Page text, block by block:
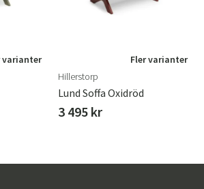
varianter
Fler varianter
Hillerstorp
Lund Soffa Oxidröd
3 495 kr